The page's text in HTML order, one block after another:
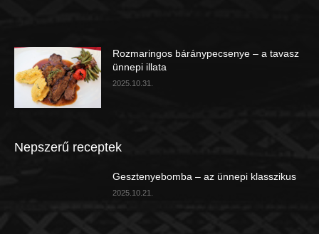
Rozmaringos báránypecsenye – a tavasz
ünnepi illata
2025.10.31.
Nepszerű receptek
Gesztenyebomba – az ünnepi klasszikus
2025.10.21.